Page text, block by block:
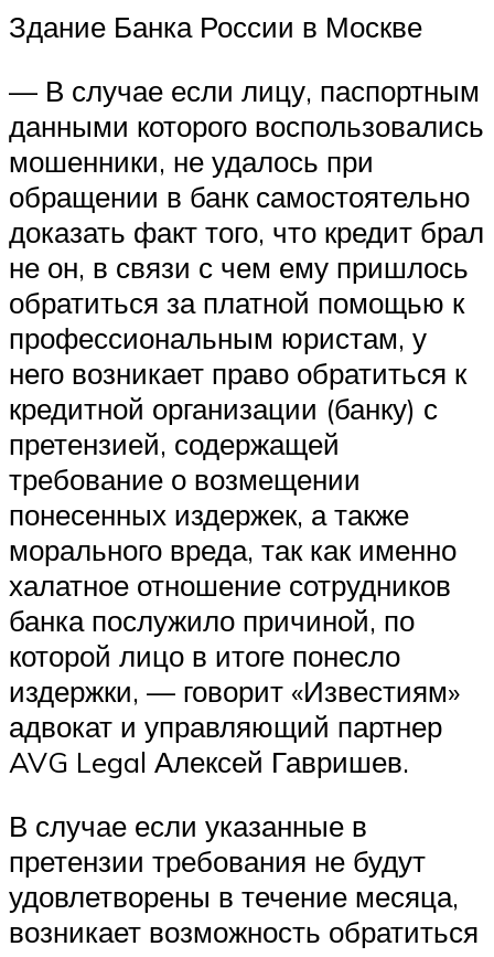
Здание Банка России в Москве
— В случае если лицу, паспортным
данными которого воспользовались
мошенники, не удалось при
обращении в банк самостоятельно
доказать факт того, что кредит брал
не он, в связи с чем ему пришлось
обратиться за платной помощью к
профессиональным юристам, у
него возникает право обратиться к
кредитной организации (банку) с
претензией, содержащей
требование о возмещении
понесенных издержек, а также
морального вреда, так как именно
халатное отношение сотрудников
банка послужило причиной, по
которой лицо в итоге понесло
издержки, — говорит «Известиям»
адвокат и управляющий партнер
AVG Legal Алексей Гавришев.
В случае если указанные в
претензии требования не будут
удовлетворены в течение месяца,
возникает возможность обратиться